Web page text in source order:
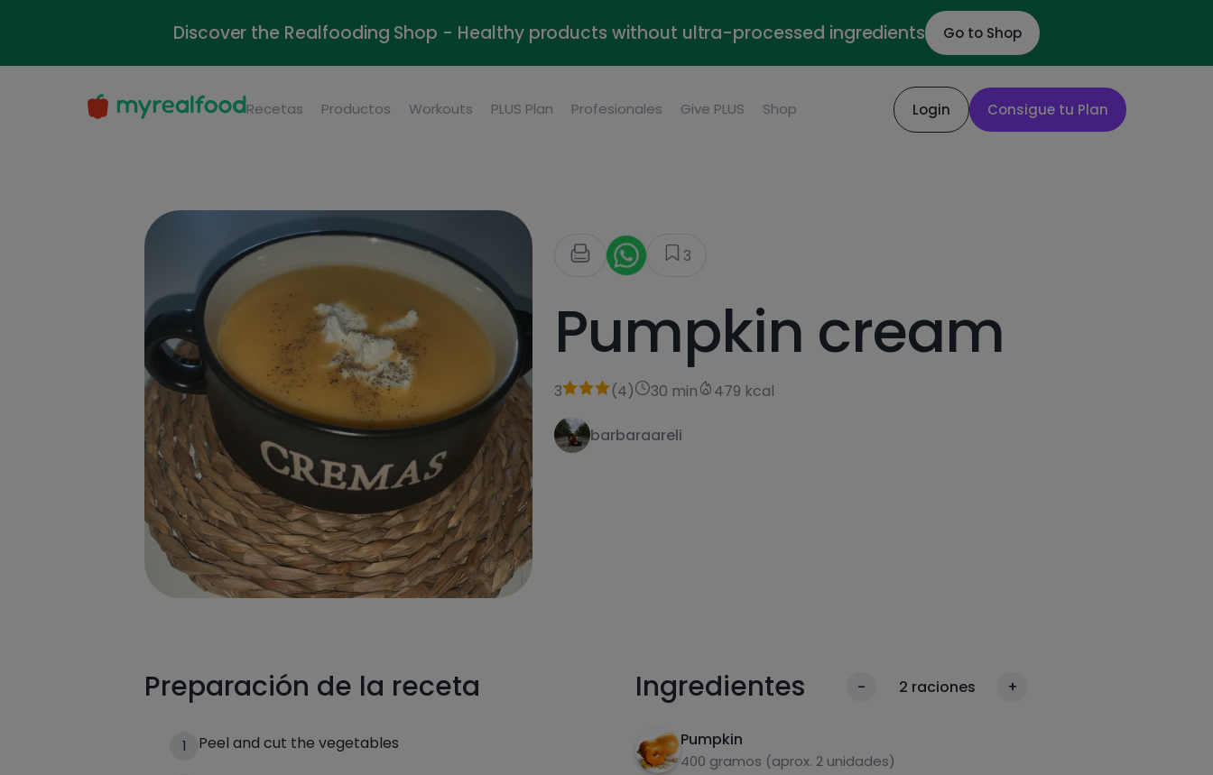
Discover the Realfooding Shop - Healthy products without ultra-processed ingredients Go to Shop
Recetas Productos Workouts PLUS Plan Profesionales Give PLUS Shop Login Consigue tu Plan
3
Pumpkin cream
3 (4) 30 min 479 kcal
barbaraareli
Preparación de la receta
1 Peel and cut the vegetables
Ingredientes - 2 raciones +
Pumpkin
400 gramos (aprox. 2 unidades)